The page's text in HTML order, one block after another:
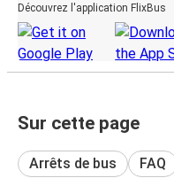
Découvrez l'application FlixBus
Sur cette page
Arrêts de bus FAQ